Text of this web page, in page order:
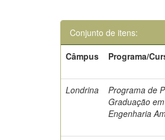
Conjunto de itens:
Câmpus
Programa/
Londrina
Programa de
Graduação em
Engenharia